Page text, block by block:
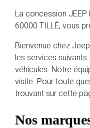
La concession JEEP
60000 TILLÉ, vous
Bienvenue chez
les services
véhicules. Notre
visite. Pour toute
trouvant sur cette
Nos